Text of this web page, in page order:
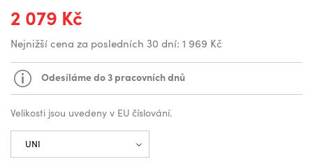
2 079 Kč
Nejnižší cena za posledních 30 dní: 1 969 Kč
Odesíláme do 3 pracovních dnů
Velikosti jsou uvedeny v EU číslování.